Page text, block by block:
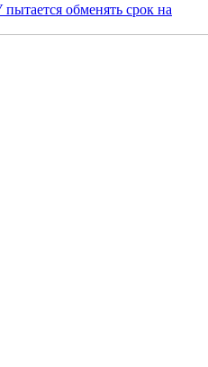
обменять срок на